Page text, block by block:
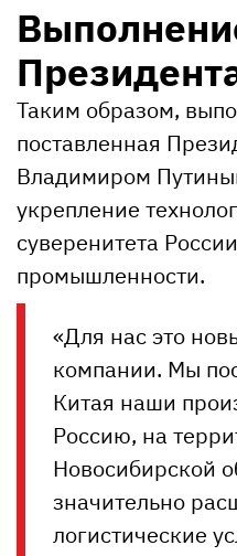
Таким образом,
поставленная
Владимиром
укрепление
суверенитета
промышленности.
«Для нас это
компании. Мы
Китая наши
Россию, на
Новосибирской
значительно
логистические